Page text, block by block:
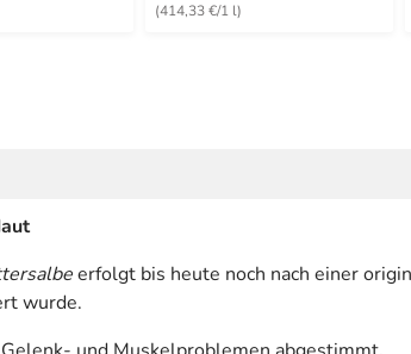
(414,33 €/1 l)
erfolgt bis heute noch nach einer
wurde.